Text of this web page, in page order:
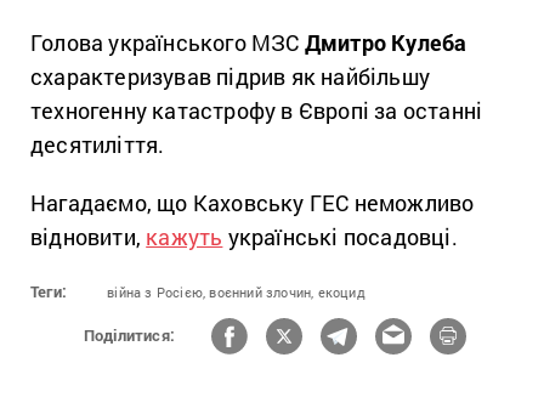
Голова українського МЗС Дмитро Кулеба
схарактеризував підрив як найбільшу
техногенну катастрофу в Європі за останні
десятиліття.
Нагадаємо, що Каховську ГЕС неможливо
відновити, кажуть українські посадовці.
Теги: війна з Росією, воєнний злочин, екоцид
Поділитися: